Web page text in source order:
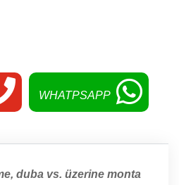
WHATPSAPP
duba vs. üzerine monta